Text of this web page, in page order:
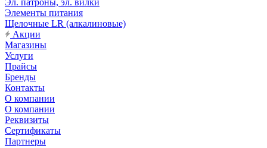
Эл. патроны, эл. вилки
Элементы питания
Щелочные LR (алкалиновые)
Акции
Магазины
Услуги
Прайсы
Бренды
Контакты
О компании
О компании
Реквизиты
Сертификаты
Партнеры